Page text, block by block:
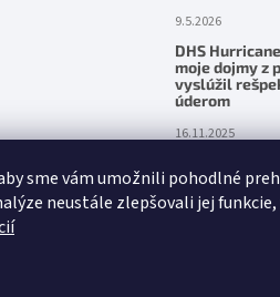
sme vám umožnili pohodlné
neustále zlepšovali jej funkcie,
9.5.2026
DHS
moje dojmy z
vyslúžil
úderom
16.11.2025
Palatinus
– precítená
24.5.2025